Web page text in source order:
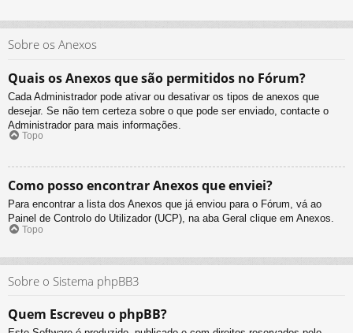
Sobre os Anexos
Quais os Anexos que são permitidos no Fórum?
Cada Administrador pode ativar ou desativar os tipos de anexos que
desejar. Se não tem certeza sobre o que pode ser enviado, contacte o
Administrador para mais informações.
Topo
Como posso encontrar Anexos que enviei?
Para encontrar a lista dos Anexos que já enviou para o Fórum, vá ao
Painel de Controlo do Utilizador (UCP), na aba Geral clique em Anexos.
Topo
Sobre o Sistema phpBB3
Quem Escreveu o phpBB?